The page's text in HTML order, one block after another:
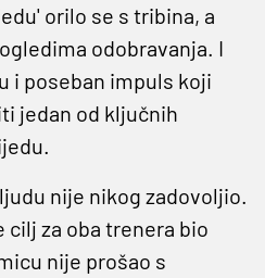
orilo se s tribina, a
odobravanja. I
i poseban impuls koji
jedan od ključnih
nije nikog zadovoljio.
za oba trenera bio
nije prošao s